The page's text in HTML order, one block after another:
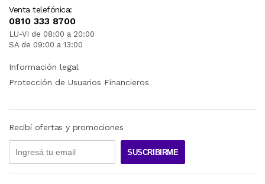
Venta telefónica:
0810 333 8700
LU-VI de 08:00 a 20:00
SA de 09:00 a 13:00
Información legal
Protección de Usuarios Financieros
Recibí ofertas y promociones
SUSCRIBIRME